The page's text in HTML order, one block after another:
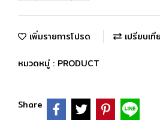
เพิ่มรายการโปรด เปรียบเที
หมวดหมู่ : PRODUCT
Share